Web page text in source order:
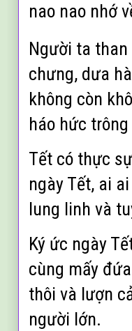
nao nao nhớ
Người ta than
chưng, dưa
không còn
háo hức
Tết có thực
ngày Tết, ai
lung linh và
Ký ức ngày
cùng mấy
thôi và lượn
người lớn.